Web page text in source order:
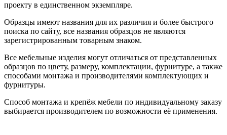
проекту в единственном экземпляре.
Образцы имеют названия для их различия и более быстрого
поиска по сайту, все названия образцов не являются
зарегистрированным товарным знаком.
Все мебельные изделия могут отличаться от представленных
образцов по цвету, размеру, комплектации, фурнитуре, а также
способами монтажа и производителями комплектующих и
фурнитуры.
Способ монтажа и крепёж мебели по индивидуальному заказу
выбирается производителем по возможности её применения.